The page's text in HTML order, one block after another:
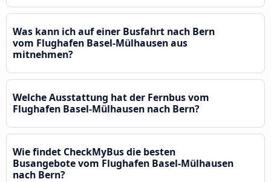
Was kann ich auf einer Busfahrt nach Bern
vom Flughafen Basel-Mülhausen aus
mitnehmen?
Welche Ausstattung hat der Fernbus vom
Flughafen Basel-Mülhausen nach Bern?
Wie findet CheckMyBus die besten
Busangebote vom Flughafen Basel-Mülhausen
nach Bern?